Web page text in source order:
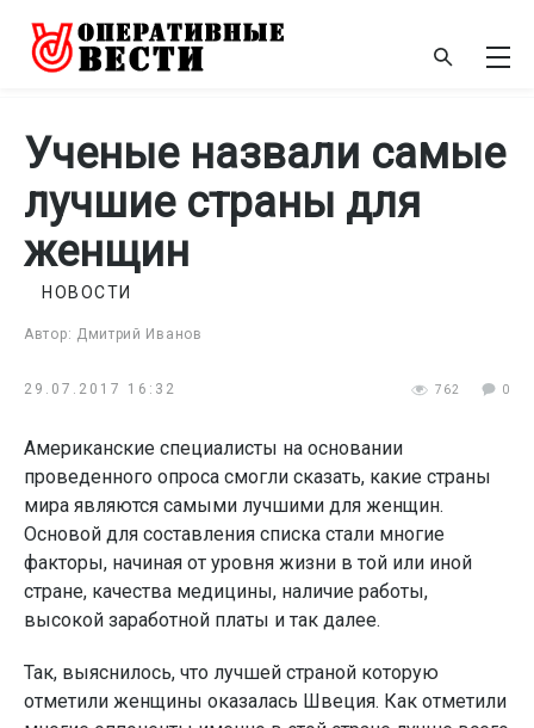
Ученые назвали самые
лучшие страны для
женщин
Автор: Дмитрий Иванов
НОВОСТИ
29.07.2017 16:32 762 0
Американские специалисты на основании
проведенного опроса смогли сказать, какие страны
мира являются самыми лучшими для женщин.
Основой для составления списка стали многие
факторы, начиная от уровня жизни в той или иной
стране, качества медицины, наличие работы,
высокой заработной платы и так далее.
Так, выяснилось, что лучшей страной которую
отметили женщины оказалась Швеция. Как отметили